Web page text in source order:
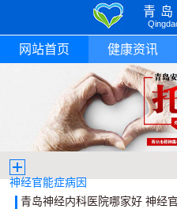
青
网站首页 健康资讯
神经官能症病因
青岛神经内科医院哪家好 神经